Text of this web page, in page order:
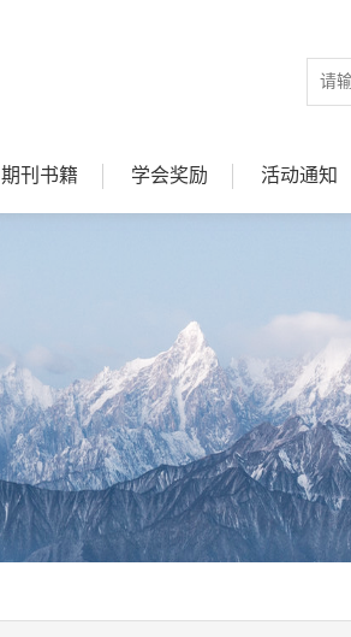
期刊书籍 学会奖励 活动通知